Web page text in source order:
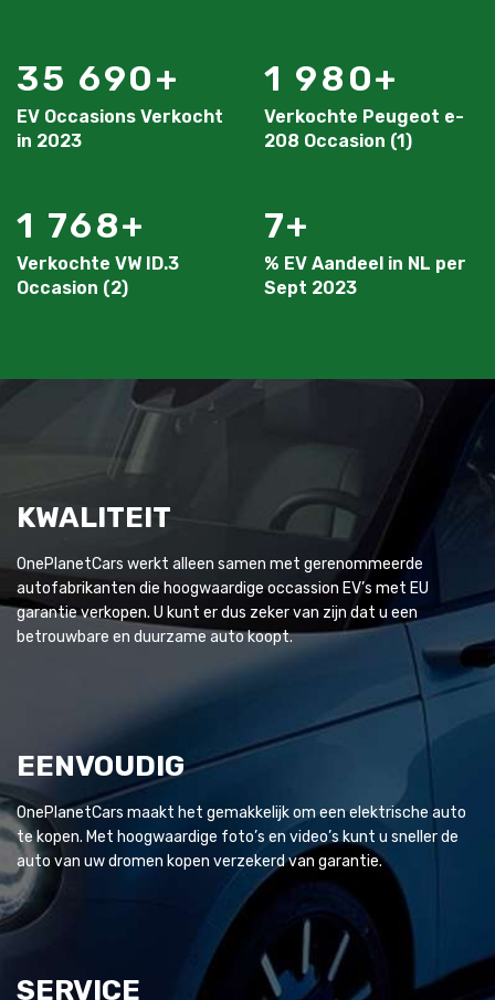
35 690
EV Occasions Verkocht
in 2023
1 980
Verkochte Peugeot e-
208 Occasion (1)
1 768
Verkochte VW ID.3
Occasion (2)
7
% EV Aandeel in NL per
Sept 2023
KWALITEIT
OnePlanetCars werkt alleen samen met gerenommeerde
autofabrikanten die hoogwaardige occassion EV’s met EU
garantie verkopen. U kunt er dus zeker van zijn dat u een
betrouwbare en duurzame auto koopt.
EENVOUDIG
OnePlanetCars maakt het gemakkelijk om een elektrische auto
te kopen. Met hoogwaardige foto’s en video’s kunt u sneller de
auto van uw dromen kopen verzekerd van garantie.
SERVICE